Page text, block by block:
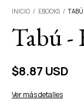
INICIO / EBOOKS /
Tabú -
$8.87 USD
Ver más detalles